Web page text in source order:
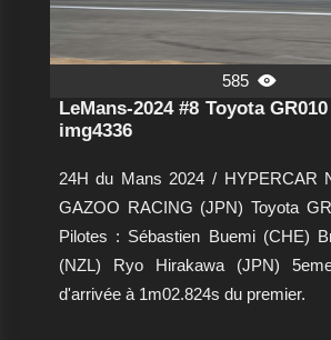
585 
LeMans-2024 #8 Toyota
img4336
24H du Mans 2024 / HYPERCAR
GAZOO RACING (JPN) Toyota
Pilotes : Sébastien Buemi (CHE)
(NZL) Ryo Hirakawa (JPN)
d'arrivée à 1m02.824s du premier.